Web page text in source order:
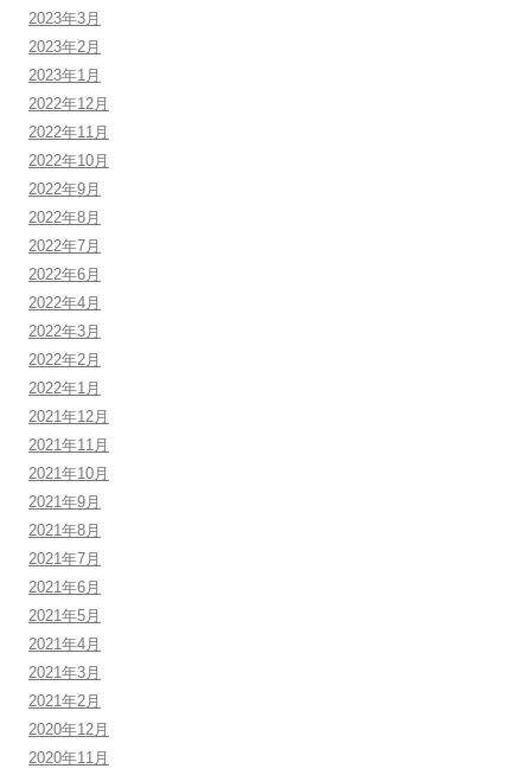
2023年3月
2023年2月
2023年1月
2022年12月
2022年11月
2022年10月
2022年9月
2022年8月
2022年7月
2022年6月
2022年4月
2022年3月
2022年2月
2022年1月
2021年12月
2021年11月
2021年10月
2021年9月
2021年8月
2021年7月
2021年6月
2021年5月
2021年4月
2021年3月
2021年2月
2020年12月
2020年11月